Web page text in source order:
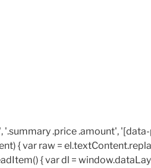
.price .amount',
{ var raw =
{ var dl =